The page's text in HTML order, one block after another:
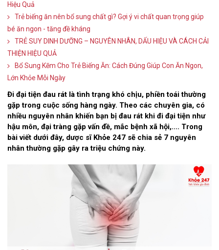
Hiệu Quả
Trẻ biếng ăn nên bổ sung chất gì? Gợi ý vi chất quan trọng giúp
bé ăn ngon - tăng đề kháng
TRẺ SUY DINH DƯỠNG – NGUYÊN NHÂN, DẤU HIỆU VÀ CÁCH CẢI
THIỆN HIỆU QUẢ
Bổ Sung Kẽm Cho Trẻ Biếng Ăn: Cách Đúng Giúp Con Ăn Ngon,
Lớn Khỏe Mỗi Ngày
Đi đại tiện đau rát là tình trạng khó chịu, phiền toái thường
gặp trong cuộc sống hàng ngày. Theo các chuyên gia, có
nhiều nguyên nhân khiến bạn bị đau rát khi đi đại tiện như
hậu môn, đại tràng gặp vấn đề, mắc bệnh xã hội,.... Trong
bài viết dưới đây, dược sĩ Khỏe 247 sẽ chia sẻ 7 nguyên
nhân thường gặp gây ra triệu chứng này.